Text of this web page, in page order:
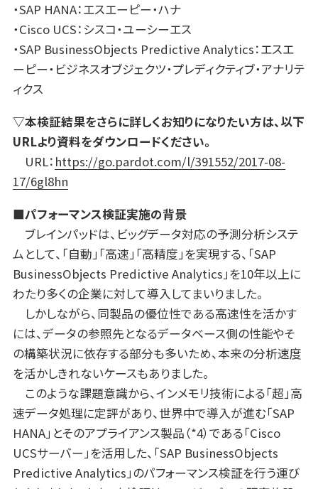
・SAP HANA：エスエーピー・ハナ
・Cisco UCS：シスコ・ユーシーエス
・SAP BusinessObjects Predictive Analytics：エスエ
ーピー・ビジネスオブジェクツ・プレディクティブ・アナリテ
ィクス
▽本検証結果をさらに詳しくお知りになりたい方は、以下
URLより資料をダウンロードください。
URL： https://go.pardot.com/l/391552/2017-08-
17/6gl8hn
■パフォーマンス検証実施の背景
ブレインパッドは、ビッグデータ対応の予測分析システ
ムとして、「自動」「高速」「高精度」を実現する、「SAP
BusinessObjects Predictive Analytics」を10年以上に
わたり多くの企業に対して導入してまいりました。
しかしながら、同製品の優位性である高速性を活かす
には、データの参照先となるデータベース側の性能やそ
の構築状況に依存する部分も多いため、本来の分析速度
を活かしきれないケースもありました。
このような課題意識から、インメモリ技術による「超」高
速データ処理に定評があり、世界中で導入が進む「SAP
HANA」とそのアプライアンス製品（*4）である「Cisco
UCSサーバー」を活用した、「SAP BusinessObjects
Predictive Analytics」のパフォーマンス検証を行う運び